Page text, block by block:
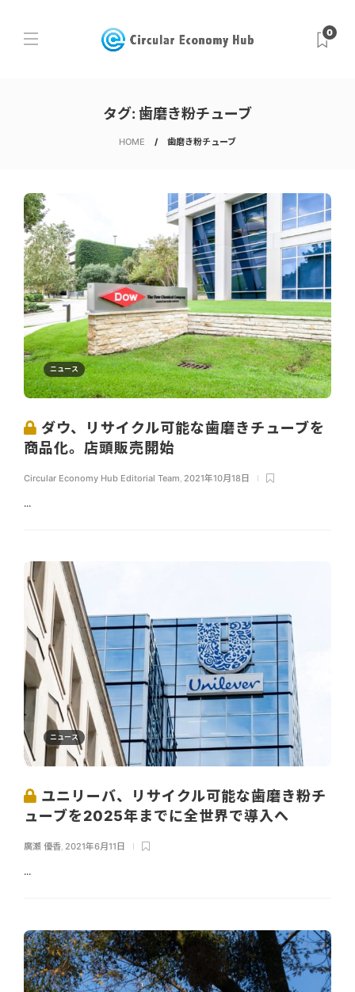
0
タグ: 歯磨き粉チューブ
HOME 歯磨き粉チューブ
ニュース
ダウ、リサイクル可能な歯磨きチューブを
商品化。店頭販売開始
Circular Economy Hub Editorial Team 2021年10月18日
...
ニュース
ユニリーバ、リサイクル可能な歯磨き粉チ
ューブを2025年までに全世界で導入へ
廣瀬 優香 2021年6月11日
...